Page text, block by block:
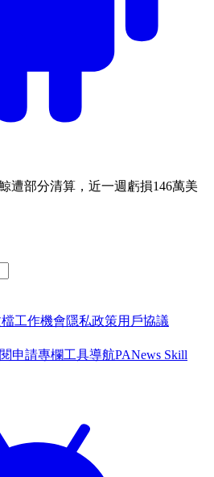
遭部分清算，近一週虧損146萬美
工作機會隱私政策用戶協議
申請專欄工具導航PANews Skill